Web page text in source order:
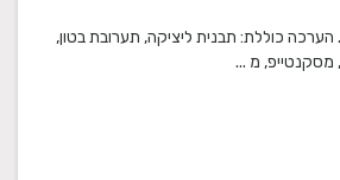
כוללת: תבנית ליציקה, תערובת בטון,
מסקנטייפ, מ ...